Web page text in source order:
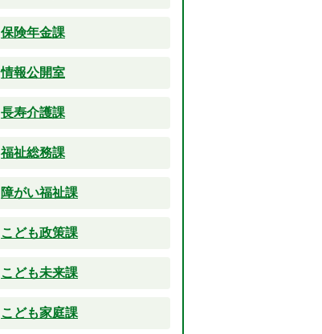
保険年金課
情報公開室
長寿介護課
福祉総務課
障がい福祉課
こども政策課
こども未来課
こども家庭課